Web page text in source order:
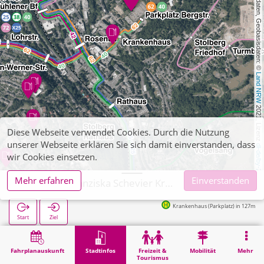
, Kartendaten, Geobasisdaten: ©
Land NRW
2021, Lizenz
dl-de/by-2-0
Fahrplanauskunft Stadtinfos
Freizeit &
Tourismus
Mobilität Mehr
Start Ziel
Krankenhaus (Parkplatz) in 127m
Stadtinfos Stolberg, Franziska Schevier Krankenpflegeschule
Diese Webseite verwendet Cookies. Durch die Nutzung
unserer Webseite erklären Sie sich damit einverstanden, dass
wir Cookies einsetzen.
Mehr erfahren
Einverstanden